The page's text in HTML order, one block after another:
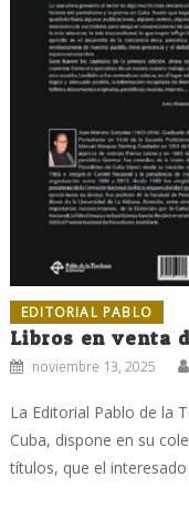
EDITORIAL PABLO
Libros en venta
noviembre 13, 2025
La Editorial Pablo de la
Cuba, dispone en su
títulos, que el